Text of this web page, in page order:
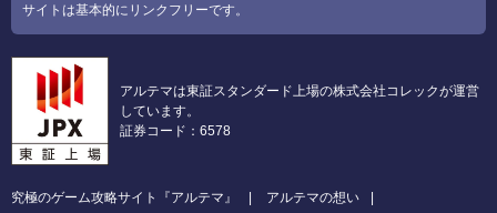
サイトは基本的にリンクフリーです。
アルテマは東証スタンダード上場の株式会社コレックが運営
しています。
証券コード：6578
究極のゲーム攻略サイト『アルテマ』 アルテマの想い